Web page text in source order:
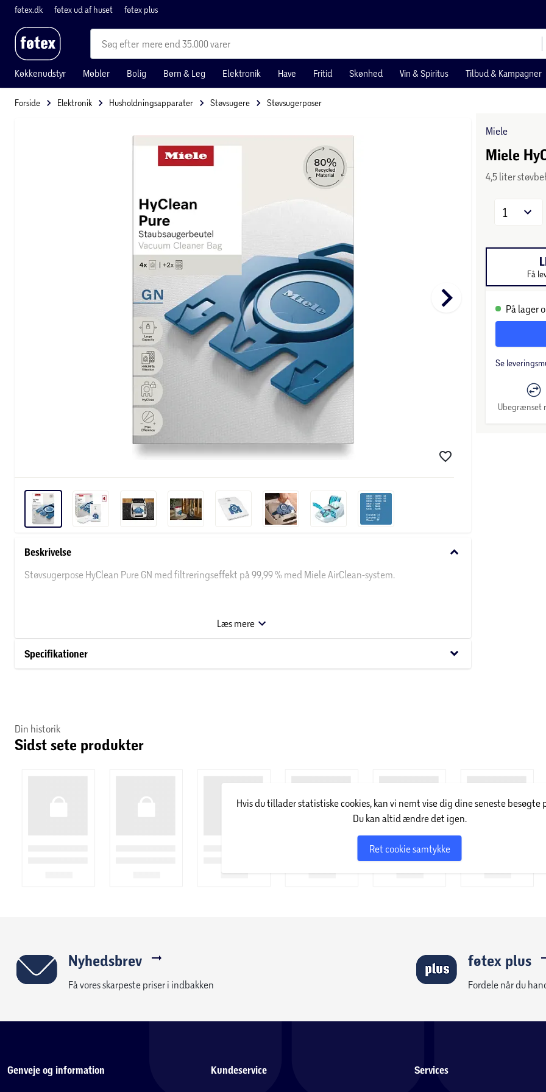
føtex.dk føtex ud af huset føtex plus
mere end 35.000 varer
Køkkenudstyr Møbler Bolig Børn & Leg Elektronik Have Fritid Skønhed Vin & Spiritus Tilbud & Kampagner
Forside Elektronik Husholdningsapparater Støvsugere Støvsugerposer
keyboard_arrow_right
Beskrivelse keyboard_arrow_down
Støvsugerpose HyClean Pure GN med filtreringseffekt på 99,99 % med Miele AirClean-system.
Højeste effektivitet ved støvsugningen med lave watt-tal
Indhold: 4 poser, 1 motorbeskyttelsesfilter, 1 udblæs.luftfilter
Læs mere
Specifikationer keyboard_arrow_down
Miele
Miele
4,5 liter
1
Få
På lager
Se
Ubegrænset
Din historik
Sidst sete produkter
Hvis du tillader statistiske cookies, kan vi nemt vise dig dine seneste besøgte
Du kan altid ændre det igen.
Ret cookie samtykke
Nyhedsbrev
Få vores skarpeste priser i indbakken
føtex plus
Fordele når du
Genveje og information Kundeservice Services